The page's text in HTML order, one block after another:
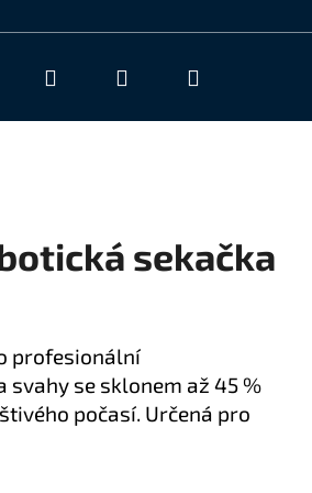
KONTAKT
Hledat Přihlášení
sekačka
profesionální
se sklonem až 45 %
počasí. Určená pro